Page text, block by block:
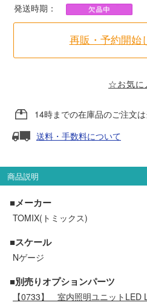
天賞堂
TTC
セール商品
走行エリア別 鉄道模型車両リスト
中部
中国・四国
発送時期：
再販・予約開始
☆お気に
14時までの在庫品のご注文
送料・手数料について
商品説明
■メーカー
TOMIX(トミックス)
■スケール
Nゲージ
■別売りオプションパーツ
【0733】 室内照明ユニットLED